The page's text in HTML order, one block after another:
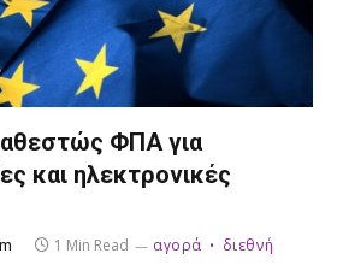
ΦΠΑ για
και ηλεκτρονικές
1 Min Read αγορά διεθνή